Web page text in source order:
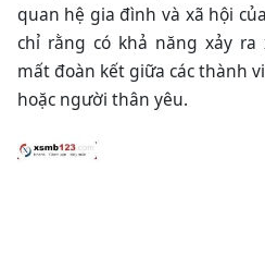
quan hệ gia đình và xã hội
chỉ rằng có khả năng xảy
mất đoàn kết giữa các thành
hoặc người thân yêu.